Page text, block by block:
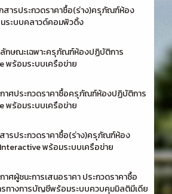
ารประกวดราคาซื้อ(ร่าง)ครุภัณฑ์ห้อง
ระบบคลาวด์คอมพิวดิ้ง
กษณะเฉพาะครุภัณฑ์ห้องปฏิบัติการ
พร้อมระบบเครือข่าย
าศประกวดราคาซื้อครุภัณฑ์ห้องปฏิบัติการ
พร้อมระบบเครือข่าย
ารประกวดราคาซื้อ(ร่าง)ครุภัณฑ์ห้อง
พร้อมระบบเครือข่าย
ศผู้ชนะการเสนอราคา ประกวดราคาซื้อ
างการบัญชีพร้อมระบบควบคุมมิลติมีเดีย